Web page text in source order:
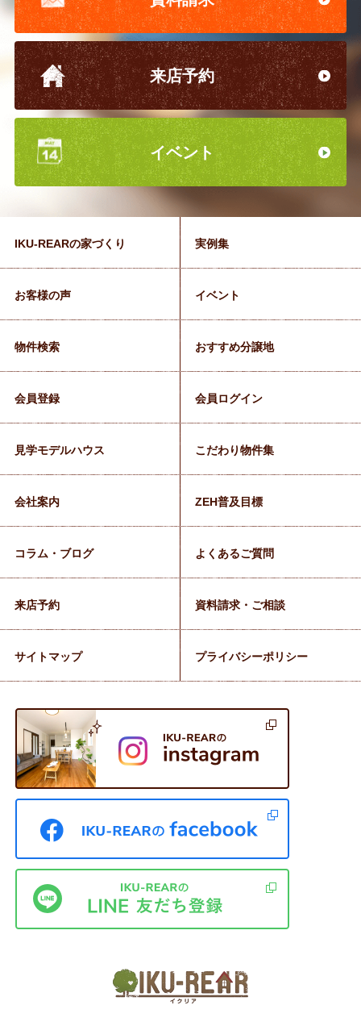
来店予約
イベント
IKU-REARの家づくり 実例集
お客様の声 イベント
物件検索 おすすめ分譲地
会員登録 会員ログイン
見学モデルハウス こだわり物件集
会社案内 ZEH普及目標
コラム・ブログ よくあるご質問
来店予約 資料請求・ご相談
サイトマップ プライバシーポリシー